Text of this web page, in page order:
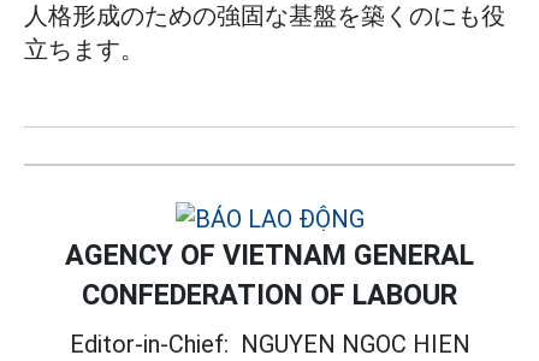
人格形成のための強固な基盤を築くのにも役
立ちます。
AGENCY OF VIETNAM GENERAL
CONFEDERATION OF LABOUR
Editor-in-Chief: NGUYEN NGOC HIEN